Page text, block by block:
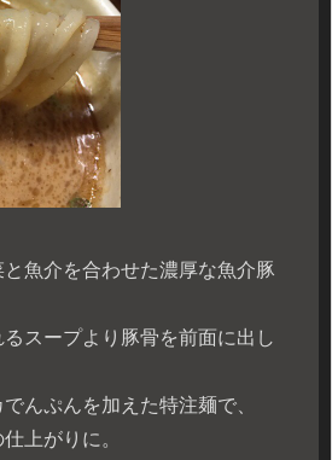
魚介を合わせた濃厚な魚介豚
スープより豚骨を前面に出し
んぷんを加えた特注麺で、
上がりに。